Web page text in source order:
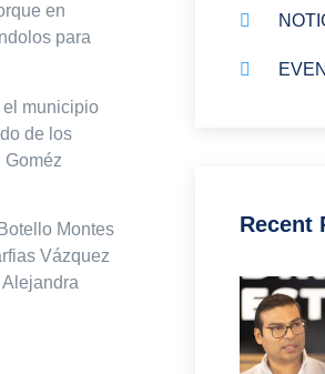
en
para
el municipio
de los
Goméz
Montes
Vázquez
Recent